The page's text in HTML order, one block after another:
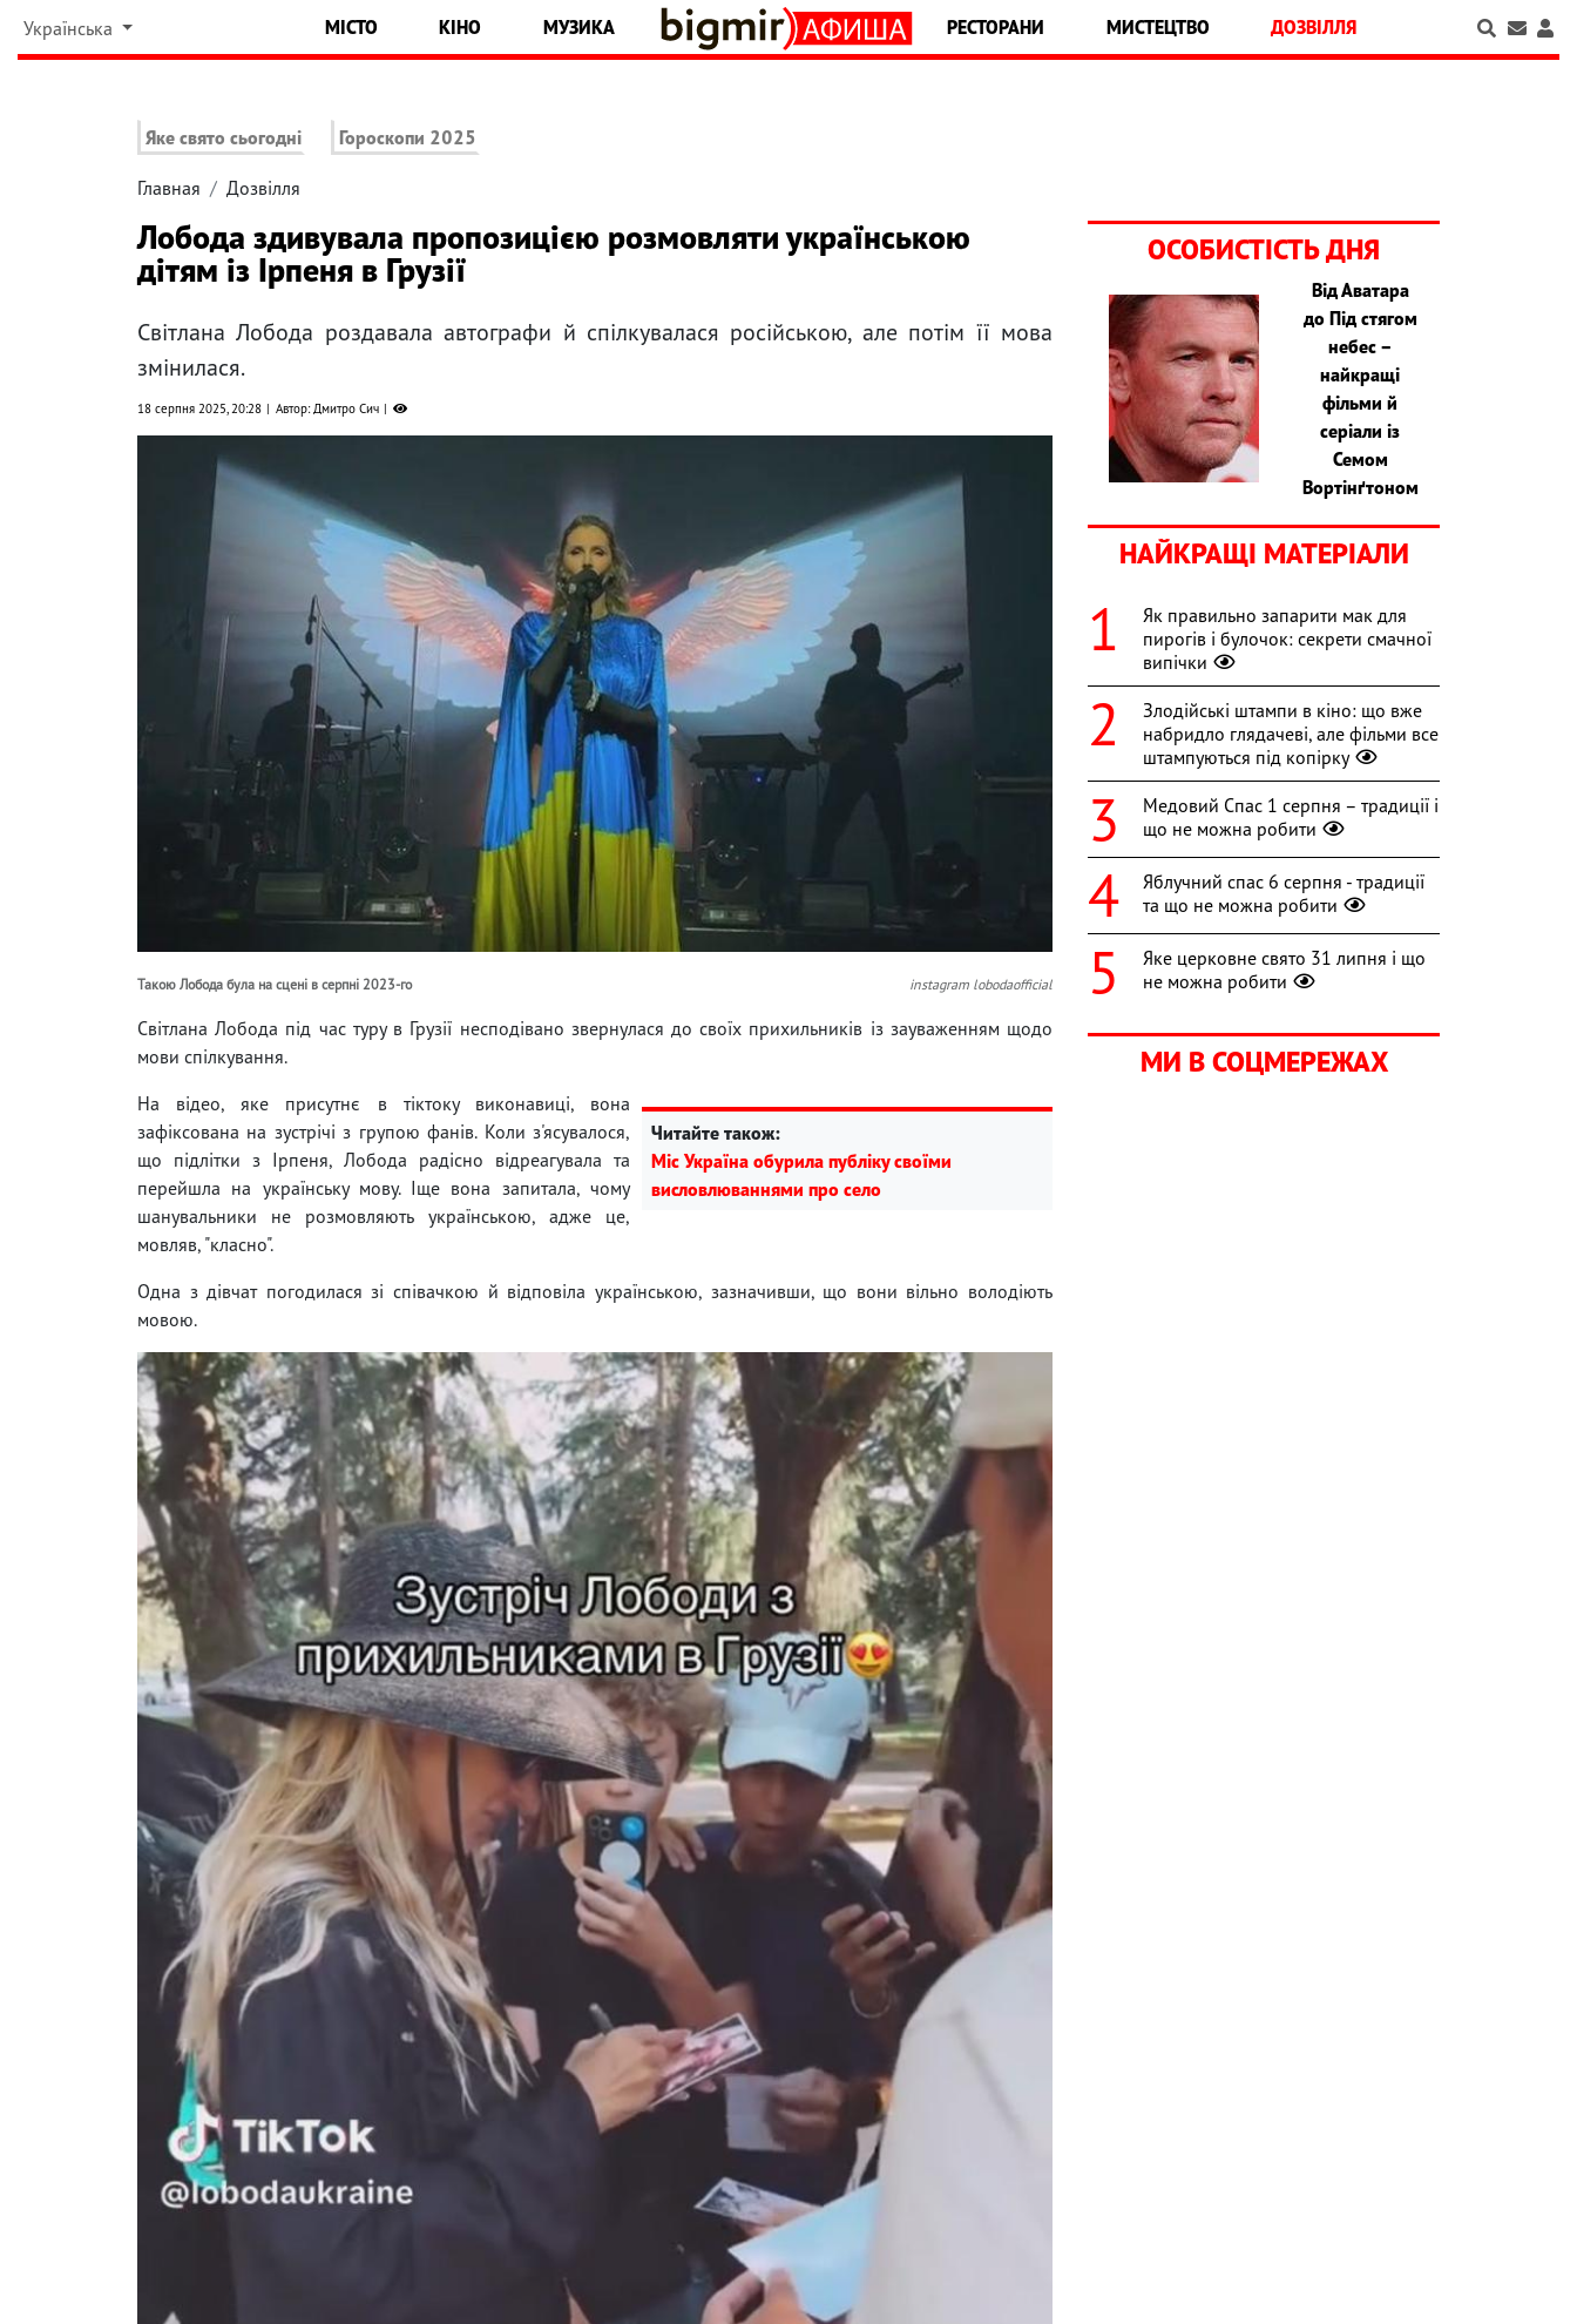
Українська МІСТО КІНО МУЗИКА РЕСТОРАНИ МИСТЕЦТВО ДОЗВІЛЛЯ
Яке свято сьогодні Гороскопи 2025
Главная Дозвілля
Лобода здивувала пропозицією розмовляти українською
дітям із Ірпеня в Грузії
Світлана Лобода роздавала автографи й спілкувалася російською, але потім її мова
змінилася.
18 серпня 2025, 20:28 Автор: Дмитро Сич
Такою Лобода була на сцені в серпні 2023-го instagram lobodaofficial
Світлана Лобода під час туру в Грузії несподівано звернулася до своїх прихильників із зауваженням щодо
мови спілкування.
Читайте також:
Міс Україна обурила публіку своїми
висловлюваннями про село
На відео, яке присутнє в тіктоку виконавиці, вона
зафіксована на зустрічі з групою фанів. Коли з'ясувалося,
що підлітки з Ірпеня, Лобода радісно відреагувала та
перейшла на українську мову. Іще вона запитала, чому
шанувальники не розмовляють українською, адже це,
мовляв, "класно".
Одна з дівчат погодилася зі співачкою й відповіла українською, зазначивши, що вони вільно володіють
мовою.
ОСОБИСТІСТЬ ДНЯ
Від Аватара
до Під стягом
небес –
найкращі
фільми й
серіали із
Семом
Вортінґтоном
НАЙКРАЩІ МАТЕРІАЛИ
Як правильно запарити мак для
пирогів і булочок: секрети смачної
випічки
Злодійські штампи в кіно: що вже
набридло глядачеві, але фільми все
штампуються під копірку
Медовий Спас 1 серпня – традиції і
що не можна робити
Яблучний спас 6 серпня - традиції
та що не можна робити
Яке церковне свято 31 липня і що
не можна робити
МИ В СОЦМЕРЕЖАХ